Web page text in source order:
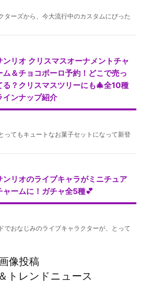
ターズから、今大流行中のカスタムにぴった
ンリオ クリスマスオーナメントチャ
ム＆チョコボーロ予約！どこで売っ
る？クリスマスツリーにも🎄全10種
インナップ紹介
ってもキュートなお菓子セットになって新登
ンリオのライブキャラがミニチュア
ャームに！ガチャ全5種💕
でおなじみのライブキャラクターが、とって
像投稿
トレンドニュース